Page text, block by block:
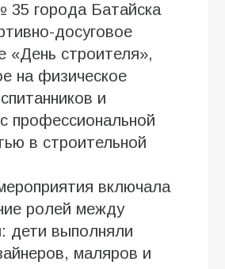
города Батайска
досуговое
«День строителя»,
на физическое
и
профессиональной
в строительной
включала
ролей между
дети выполняли
маляров и